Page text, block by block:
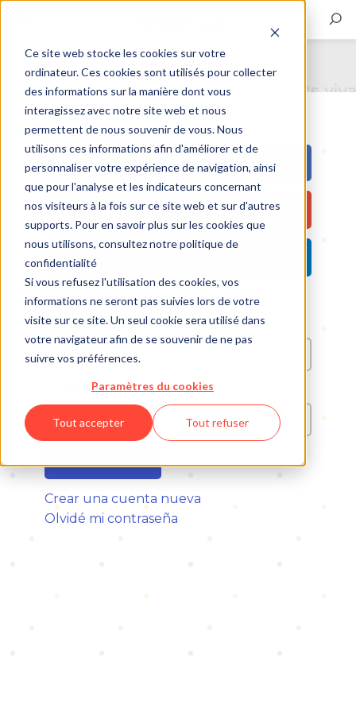
Ce site web stocke les cookies sur votre
ordinateur. Ces cookies sont utilisés pour collecter
des informations sur la manière dont vous
interagissez avec notre site web et nous
permettent de nous souvenir de vous. Nous
utilisons ces informations afin d'améliorer et de
personnaliser votre expérience de navigation, ainsi
que pour l'analyse et les indicateurs concernant
nos visiteurs à la fois sur ce site web et sur d'autres
supports. Pour en savoir plus sur les cookies que
nous utilisons, consultez notre politique de
confidentialité
Si vous refusez l'utilisation des cookies, vos
informations ne seront pas suivies lors de votre
visite sur ce site. Un seul cookie sera utilisé dans
votre navigateur afin de se souvenir de ne pas
suivre vos préférences.
Paramètres du cookies
Tout accepter Tout refuser
Iniciar sesión en IZYSHOW
Iniciar sesión con Facebook
Iniciar sesión con Google
Iniciar sesión con LinkedIn
...o con tu email:
Correo electrónico:
Contraseña:
Iniciar sesión
Crear una cuenta nueva
Olvidé mi contraseña